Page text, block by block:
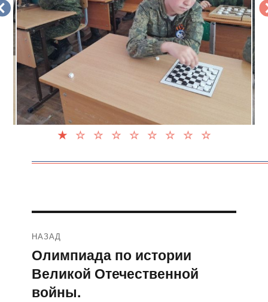
по
записям
НАЗАД
Предыдущая
запись:
Олимпиада по истории
Великой Отечественной
войны.